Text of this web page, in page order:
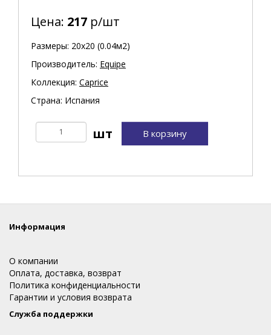
Цена: 217 р/шт
Размеры: 20х20 (0.04м2)
Производитель: Equipe
Коллекция: Caprice
Страна: Испания
В корзину
Информация
О компании
Оплата, доставка, возврат
Политика конфиденциальности
Гарантии и условия возврата
Служба поддержки